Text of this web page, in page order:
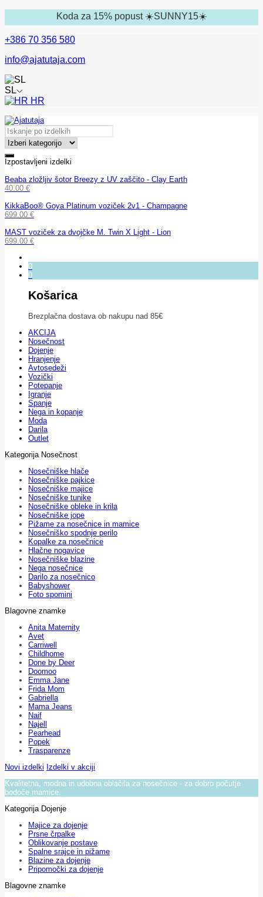
Koda za 15% popust ☀️SUNNY15☀️
+386 70 356 580
info@ajatutaja.com
SL
HR
Izpostavljeni izdelki
Beaba zložljiv šotor Breezy z UV zaščito - Clay Earth
40.00 €
KikkaBoo® Goya Platinum voziček 2v1 - Champagne
699.00 €
MAST voziček za dvojčke M. Twin X Light - Lion
699.00 €
0
0
Košarica
Brezplačna dostava ob nakupu nad 85€
AKCIJA
Nosečnost
Dojenje
Hranjenje
Avtosedeži
Vozički
Potepanje
Igranje
Spanje
Nega in kopanje
Moda
Darila
Outlet
Kategorija Nosečnost
Nosečniške hlače
Nosečniške pajkice
Nosečniške majice
Nosečniške tunike
Nosečniške obleke in krila
Nosečniške jope
Pižame za nosečnice in mamice
Nosečniško spodnje perilo
Kopalke za nosečnice
Hlačne nogavice
Nosečniške blazine
Nega nosečnice
Darilo za nosečnico
Babyshower
Foto spomini
Blagovne znamke
Anita Maternity
Avet
Carriwell
Childhome
Done by Deer
Doomoo
Emma Jane
Frida Mom
Gabriella
Mama Jeans
Naif
Najell
Pearhead
Popek
Trasparenze
Novi izdelki Izdelki v akciji
Kvalitetna, modna in udobna oblačila za nosečnice - za dobro počutje
bodoče mamice.
Kategorija Dojenje
Majice za dojenje
Prsne črpalke
Oblikovanje postave
Spalne srajce in pižame
Blazine za dojenje
Pripomočki za dojenje
Blagovne znamke